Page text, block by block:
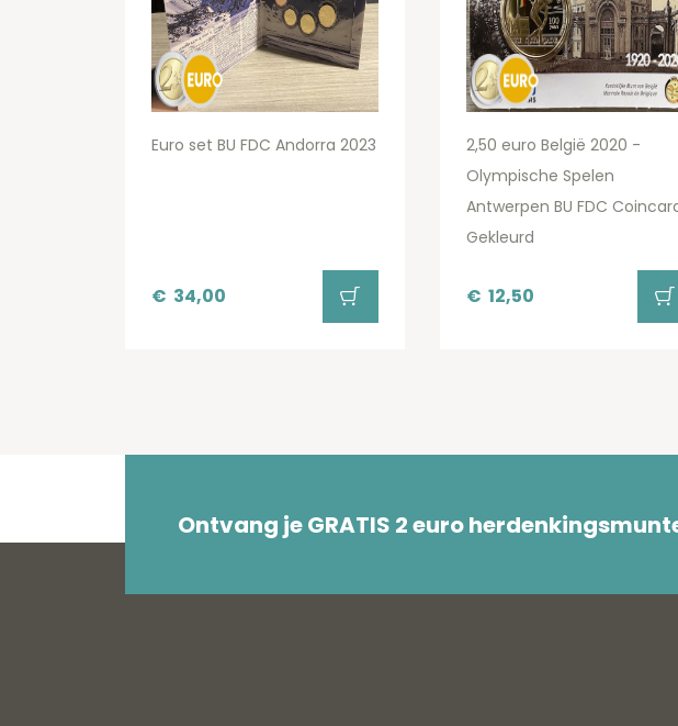
Euro set BU FDC Andorra 2023
€ 34,00
2,50 euro België 2020 -
Olympische Spelen
Antwerpen BU FDC
Gekleurd
€ 12,50
Ontvang je GRATIS 2 euro